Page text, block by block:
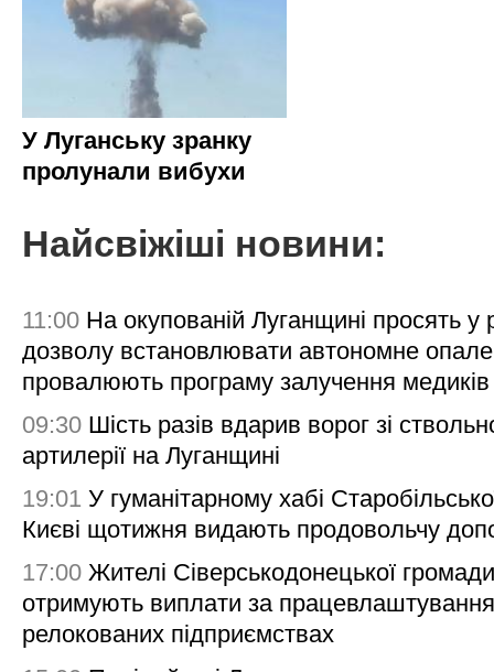
У Луганську зранку
пролунали вибухи
Найсвіжіші новини:
11:00 На окупованій Луганщині просять у
дозволу встановлювати автономне
провалюють програму залучення медиків
09:30 Шість разів вдарив ворог зі
артилерії на Луганщині
19:01 У гуманітарному хабі
Києві щотижня видають продовольчу
17:00 Жителі Сіверськодонецької
отримують виплати за
релокованих підприємствах